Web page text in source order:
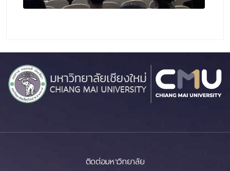
ติดต่อมหาวิทยาลัย